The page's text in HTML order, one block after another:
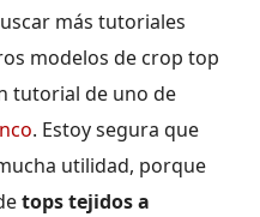
más tutoriales
modelos de crop top
tutorial de uno de
. Estoy segura que
utilidad, porque
tops tejidos a